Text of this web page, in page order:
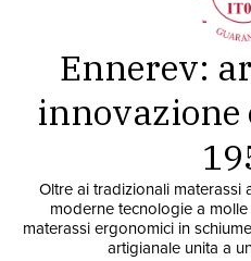
Ennerev:
innovazione
Oltre ai tradizionali materassi
moderne tecnologie a
materassi ergonomici in
artigianale unita a